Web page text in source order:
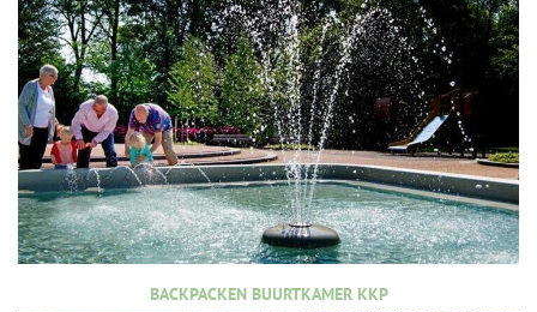
BACKPACKEN BUURTKAMER KKP